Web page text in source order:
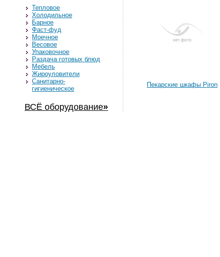
Тепловое
Холодильное
Барное
Фаст-фуд
Моечное
Весовое
Упаковочное
Раздача готовых блюд
Мебель
Жироуловители
Санитарно-
гигиеническое
ВСЁ оборудование»
Пекарские шкафы Piron